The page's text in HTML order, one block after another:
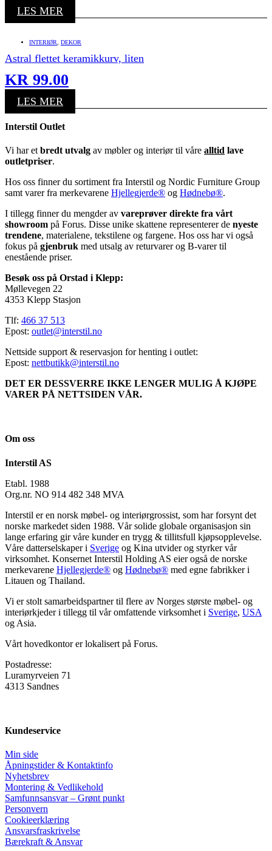
LES MER
INTERIØR DEKOR
Astral flettet keramikkurv, liten
KR 99.00
LES MER
Interstil Outlet
Vi har et bredt utvalg av møbler og interiør til våre alltid lave
outletpriser.
Hos oss finner du sortiment fra Interstil og Nordic Furniture Group
samt varer fra merkevarene Hjellegjerde® og Hødnebø®.
I tillegg finner du mengder av vareprøver direkte fra vårt
showroom på Forus. Disse unike skattene representerer de nyeste
trendene, materialene, tekstilene og fargene. Hos oss har vi også
fokus på gjenbruk med utsalg av returvarer og B-varer til
enestående priser.
Besøk oss på Orstad i Klepp:
Møllevegen 22
4353 Klepp Stasjon
Tlf: 466 37 513
Epost: outlet@interstil.no
Nettside support & reservasjon for henting i outlet:
Epost: nettbutikk@interstil.no
DET ER DESSVERRE IKKE LENGER MULIG Å KJØPE
VARER PÅ NETTSIDEN VÅR.
Om oss
Interstil AS
Etabl. 1988
Org.nr. NO 914 482 348 MVA
Interstil er en norsk møbel- og interiørgrossist, som har forsynt det
norske markedet siden 1988. Vår solide globale organisasjon sin
lange erfaring gir våre kunder en trygg & tillitsfull kjøpsopplevelse.
Våre datterselskaper i Sverige og Kina utvider og styrker vår
virksomhet. Konsernet Interstil Holding AS eier også de norske
merkevarene Hjellegjerde® og Hødnebø® med egne fabrikker i
Litauen og Thailand.
Vi er stolt samarbeidspartner til flere av Norges største møbel- og
interiørkjeder i tillegg til vår omfattende virksomhet i Sverige, USA
og Asia.
Vårt hovedkontor er lokalisert på Forus.
Postadresse:
Luramyrveien 71
4313 Sandnes
Kundeservice
Min side
Åpningstider & Kontaktinfo
Nyhetsbrev
Montering & Vedlikehold
Samfunnsansvar – Grønt punkt
Personvern
Cookieerklæring
Ansvars­fraskrivelse
Bærekraft & Ansvar